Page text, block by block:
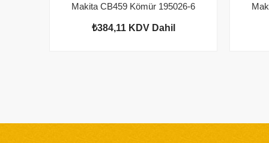
Makita CB459 Kömür 195026-6
₺384,11 KDV Dahil